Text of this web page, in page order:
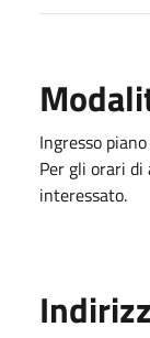
Ingresso
Per gli orari di
interessato.